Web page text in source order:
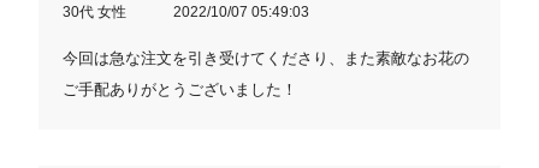
30代 女性 2022/10/07 05:49:03
今回は急な注文を引き受けてくださり、また素敵なお花の
ご手配ありがとうございました！